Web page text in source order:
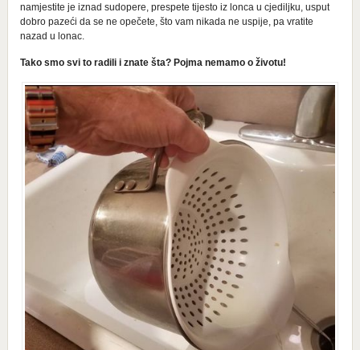
namjestite je iznad sudopere, prespete tijesto iz lonca u cjediljku, usput
dobro pazeći da se ne opečete, što vam nikada ne uspije, pa vratite
nazad u lonac.
Tako smo svi to radili i znate šta? Pojma nemamo o životu!